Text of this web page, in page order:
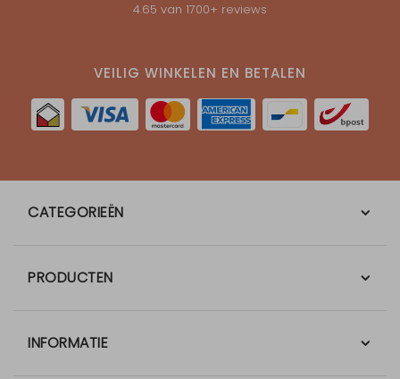
4.65 van 1700+ reviews
VEILIG WINKELEN EN BETALEN
CATEGORIEËN
PRODUCTEN
INFORMATIE